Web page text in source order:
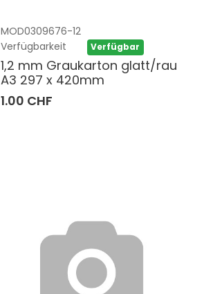
MOD0309676-12
Verfügbarkeit
Verfügbar
1,2 mm Graukarton glatt/rau
A3 297 x 420mm
1.00 CHF